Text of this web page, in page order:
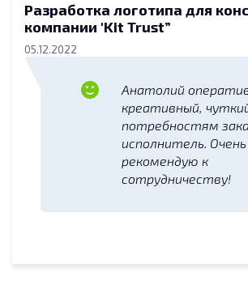
Разработка логотипа для
компании 'Kit Trust”
05.12.2022
Анатолий
креативный,
потребностям
исполнитель. Очень
рекомендую к
сотрудничеству!